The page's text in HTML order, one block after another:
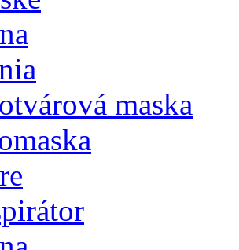
maska